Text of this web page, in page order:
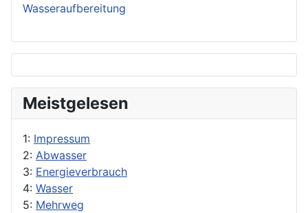
Wasseraufbereitung
Meistgelesen
1: Impressum
2: Abwasser
3: Energieverbrauch
4: Wasser
5: Mehrweg